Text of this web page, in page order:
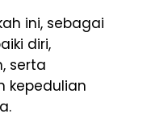
ini, sebagai
diri,
serta
kepedulian